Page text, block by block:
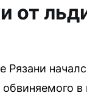
от
Рязани